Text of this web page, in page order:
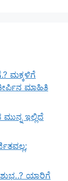
ಮಕ್ಕಳಿಗೆ
ಮಾಹಿತಿ
ಇಲ್ಲಿದೆ
ಯಾರಿಗೆ